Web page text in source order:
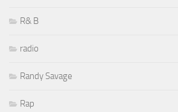
R& B
radio
Randy Savage
Rap